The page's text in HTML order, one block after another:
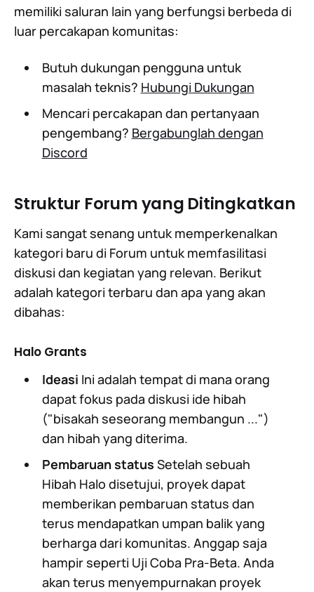
memiliki saluran lain yang berfungsi berbeda di
luar percakapan komunitas:
Butuh dukungan pengguna untuk
masalah teknis? Hubungi Dukungan
Mencari percakapan dan pertanyaan
pengembang? Bergabunglah dengan
Discord
Struktur Forum yang Ditingkatkan
Kami sangat senang untuk memperkenalkan
kategori baru di Forum untuk memfasilitasi
diskusi dan kegiatan yang relevan. Berikut
adalah kategori terbaru dan apa yang akan
dibahas:
Halo Grants
Ideasi Ini adalah tempat di mana orang
dapat fokus pada diskusi ide hibah
("bisakah seseorang membangun ...")
dan hibah yang diterima.
Pembaruan status Setelah sebuah
Hibah Halo disetujui, proyek dapat
memberikan pembaruan status dan
terus mendapatkan umpan balik yang
berharga dari komunitas. Anggap saja
hampir seperti Uji Coba Pra-Beta. Anda
akan terus menyempurnakan proyek